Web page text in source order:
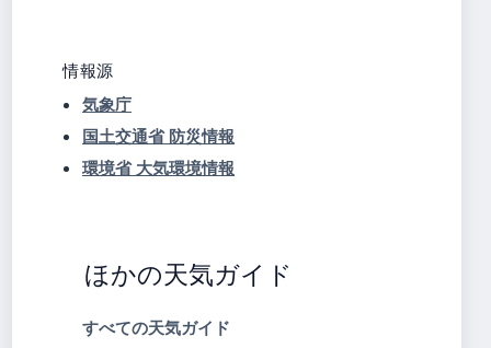
情報源
気象庁
国土交通省 防災情報
環境省 大気環境情報
ほかの天気ガイド
すべての天気ガイド